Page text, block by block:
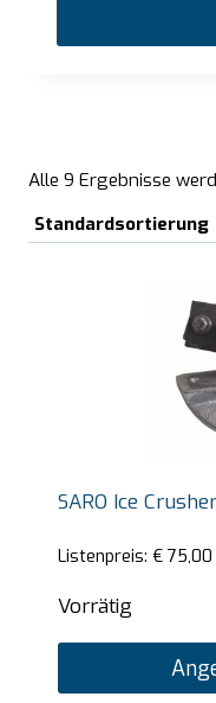
Alle 9 Ergebnisse
SARO Ice
Listenpreis: €75,00
Vorrätig